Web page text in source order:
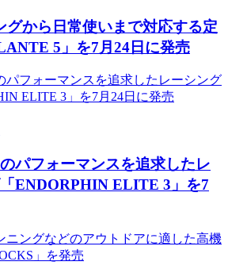
から日常使いまで対応する定
5」を7月24日に発売
パフォーマンスを追求したレ
ENDORPHIN ELITE 3」を7